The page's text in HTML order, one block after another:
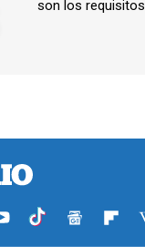
son los requisitos